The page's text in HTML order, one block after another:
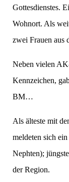
Gottesdienstes.
Wohnort. Als
zwei Frauen aus
Neben vielen
Kennzeichen,
BM…
Als älteste mit
meldeten sich
Nephten);
der Region.